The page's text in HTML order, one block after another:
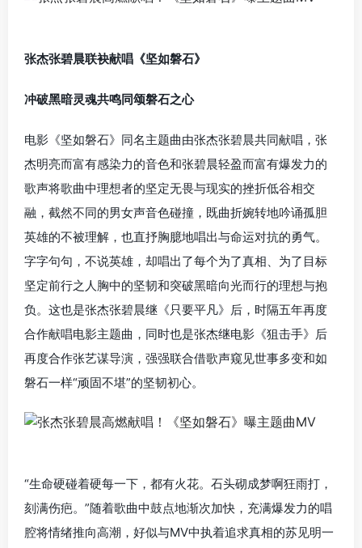
张杰张碧晨联袂献唱《坚如磐石》
冲破黑暗灵魂共鸣同颂磐石之心
电影《坚如磐石》同名主题曲由张杰张碧晨共同献唱，张
杰明亮而富有感染力的音色和张碧晨轻盈而富有爆发力的
歌声将歌曲中理想者的坚定无畏与现实的挫折低谷相交
融，截然不同的男女声音色碰撞，既曲折婉转地吟诵孤胆
英雄的不被理解，也直抒胸臆地唱出与命运对抗的勇气。
字字句句，不说英雄，却唱出了每个为了真相、为了目标
坚定前行之人胸中的坚韧和突破黑暗向光而行的理想与抱
负。这也是张杰张碧晨继《只要平凡》后，时隔五年再度
合作献唱电影主题曲，同时也是张杰继电影《狙击手》后
再度合作张艺谋导演，强强联合借歌声窥见世事多变和如
磐石一样“顽固不堪”的坚韧初心。
“生命硬碰着硬每一下，都有火花。石头砌成梦啊狂雨打，
刻满伤疤。”随着歌曲中鼓点地渐次加快，充满爆发力的唱
腔将情绪推向高潮，好似与MV中执着追求真相的苏见明一